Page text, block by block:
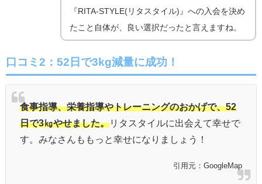
『RITA-STYLE(リタスタイル)』への入会を決め
たこと自体が、良い選択だったと言えますね。
口コミ2：52日で3kg減量に成功！
食事指導、栄養指導やトレーニングのおかげで、52
日で3㎏やせました。リタスタイルに出会えて幸せで
す。みなさんももっと幸せになりましょう！
引用元：GoogleMap